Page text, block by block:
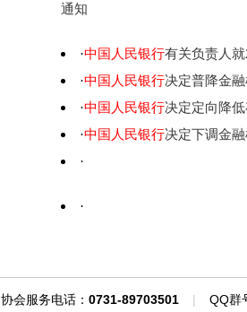
通知
·中国人民银行有关负责人
·中国人民银行决定普降金
·中国人民银行决定定向降
·中国人民银行决定下调金
·
·
协会服务电话： 0731-89703501 | QQ群